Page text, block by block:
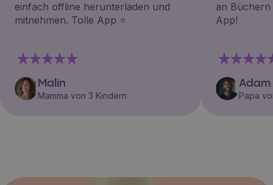
einfach offline herunterladen und
mitnehmen. Tolle App ⭐️
Malin
Mamma von 3 Kindern
an Büchern
App!
Adam
Papa